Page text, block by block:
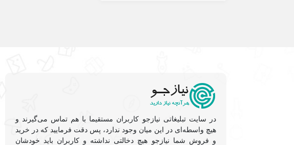
در سایت تبلیغاتی نیازجو کاربران مستقیما با هم تماس می‌گیرند و
هیچ واسطه‌ای در این میان وجود ندارد، پس دقت فرمایید که در خرید
و فروشِ شما نیازجو هیچ دخالتی نداشته و کاربران باید خودشان